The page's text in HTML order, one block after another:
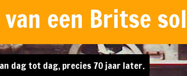
een Britse
dag tot dag, precies 70 jaar later.